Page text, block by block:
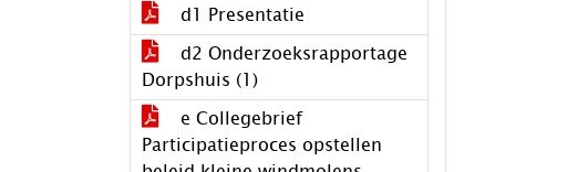
d1 Presentatie
d2 Onderzoeksrapportage
Dorpshuis (1)
e Collegebrief
Participatieproces opstellen